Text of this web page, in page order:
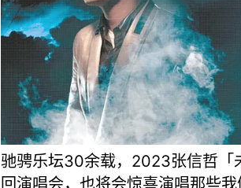
驰骋乐坛30余载，2023张信哲「
回演唱会，也将会惊喜演唱那些